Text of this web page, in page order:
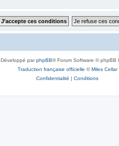
Développé parphpBB® Forum Software © phpBB
Traduction française officielle ©Miles Cellar
Confidentialité | Conditions